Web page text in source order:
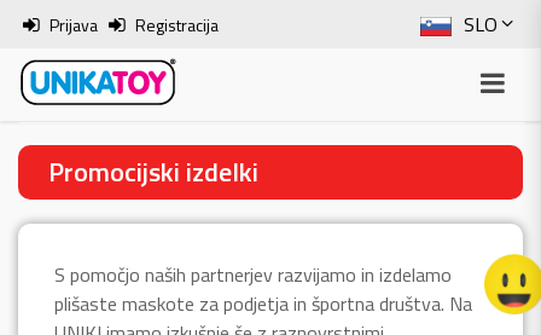
SLO
ENG
ITA
HRV
BOS
Prijava Registracija
Promocijski izdelki
S pomočjo naših partnerjev razvijamo in izdelamo
plišaste maskote za podjetja in športna društva. Na